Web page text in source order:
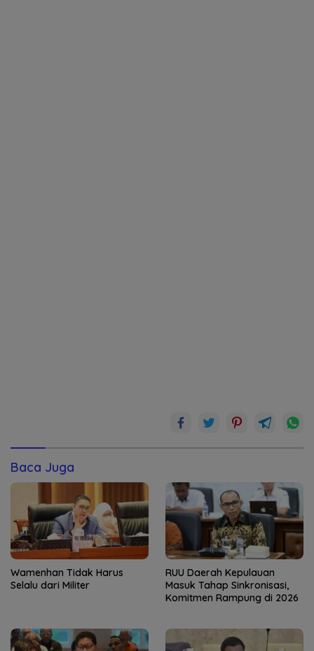
Baca Juga
Wamenhan Tidak Harus
Selalu dari Militer
RUU Daerah Kepulauan
Masuk Tahap Sinkronisasi,
Komitmen Rampung di 2026